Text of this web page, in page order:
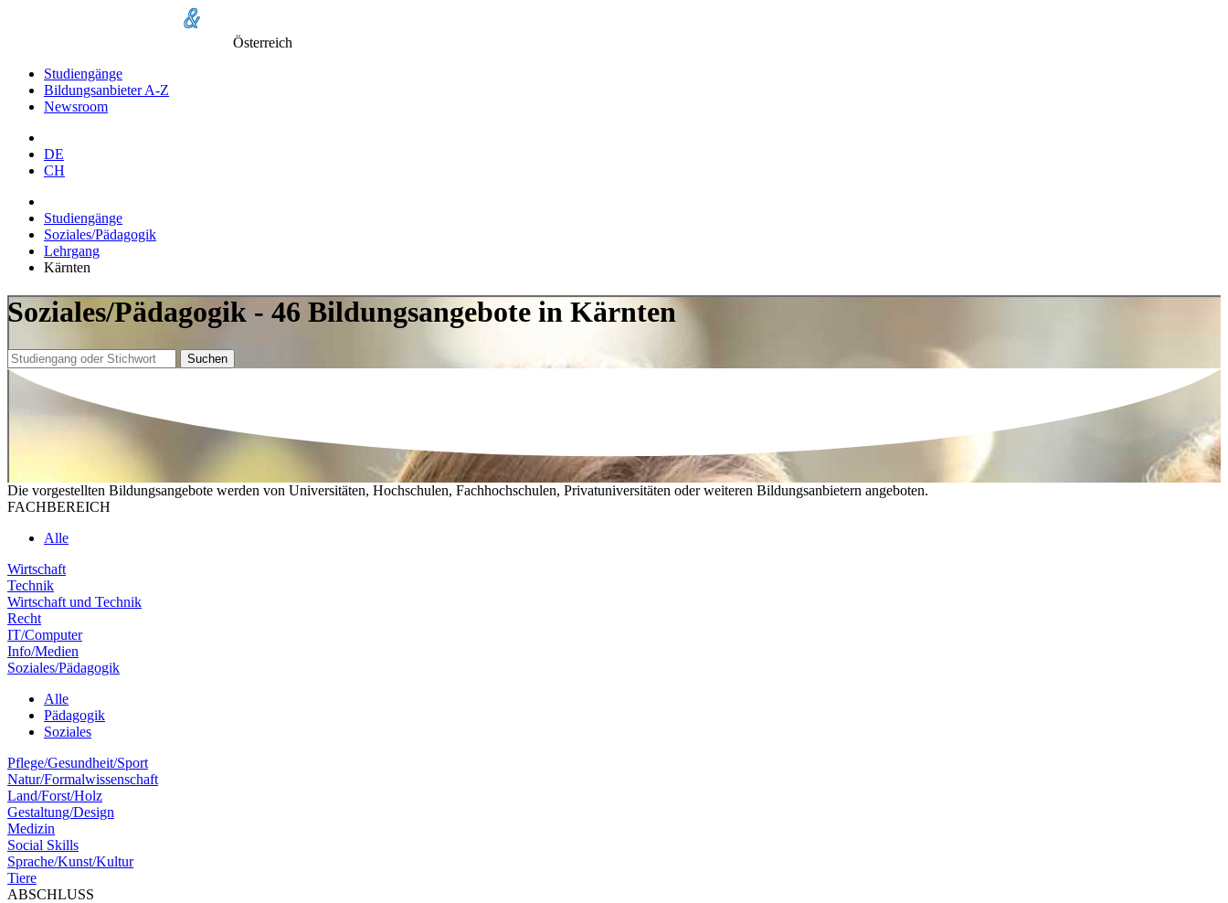
Österreich
Studiengänge
Bildungsanbieter A-Z
Newsroom
DE
CH
Studiengänge
Soziales/Pädagogik
Lehrgang
Kärnten
Soziales/Pädagogik - 46 Bildungsangebote in Kärnten
Suchen
Die vorgestellten Bildungsangebote werden von Universitäten, Hochschulen, Fachhochschulen, Privatuniversitäten oder weiteren Bildungsanbietern angeboten.
FACHBEREICH
Alle
Wirtschaft
Technik
Wirtschaft und Technik
Recht
IT/Computer
Info/Medien
Soziales/Pädagogik
Alle
Pädagogik
Soziales
Pflege/Gesundheit/Sport
Natur/Formalwissenschaft
Land/Forst/Holz
Gestaltung/Design
Medizin
Social Skills
Sprache/Kunst/Kultur
Tiere
ABSCHLUSS